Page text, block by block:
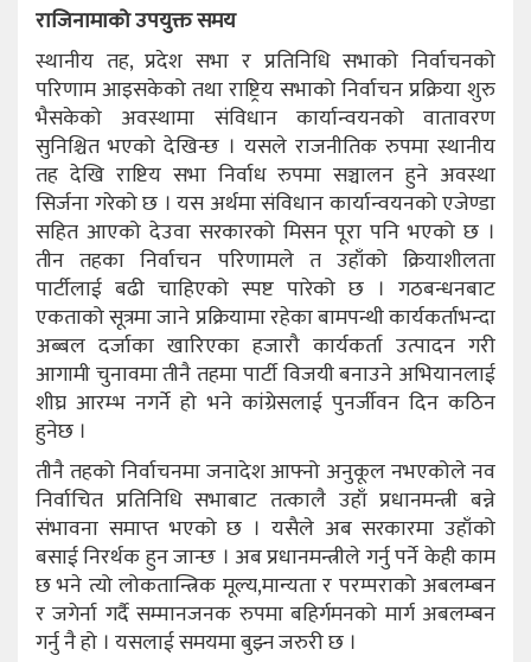
राजिनामाको उपयुक्त समय
स्थानीय तह, प्रदेश सभा र प्रतिनिधि सभाको निर्वाचनको
परिणाम आइसकेको तथा राष्ट्रिय सभाको निर्वाचन प्रक्रिया शुरु
भैसकेको अवस्थामा संविधान कार्यान्वयनको वातावरण
सुनिश्चित भएको देखिन्छ । यसले राजनीतिक रुपमा स्थानीय
तह देखि राष्टिय सभा निर्वाध रुपमा सञ्चालन हुने अवस्था
सिर्जना गरेको छ । यस अर्थमा संविधान कार्यान्वयनको एजेण्डा
सहित आएको देउवा सरकारको मिसन पूरा पनि भएको छ ।
तीन तहका निर्वाचन परिणामले त उहाँको क्रियाशीलता
पार्टीलाई बढी चाहिएको स्पष्ट पारेको छ । गठबन्धनबाट
एकताको सूत्रमा जाने प्रक्रियामा रहेका बामपन्थी कार्यकर्ताभन्दा
अब्बल दर्जाका खारिएका हजारौ कार्यकर्ता उत्पादन गरी
आगामी चुनावमा तीनै तहमा पार्टी विजयी बनाउने अभियानलाई
शीघ्र आरम्भ नगर्ने हो भने कांग्रेसलाई पुनर्जीवन दिन कठिन
हुनेछ ।
तीनै तहको निर्वाचनमा जनादेश आफ्नो अनुकूल नभएकोले नव
निर्वाचित प्रतिनिधि सभाबाट तत्कालै उहाँ प्रधानमन्त्री बन्ने
संभावना समाप्त भएको छ । यसैले अब सरकारमा उहाँको
बसाई निरर्थक हुन जान्छ । अब प्रधानमन्त्रीले गर्नु पर्ने केही काम
छ भने त्यो लोकतान्त्रिक मूल्य,मान्यता र परम्पराको अबलम्बन
र जगेर्ना गर्दै सम्मानजनक रुपमा बहिर्गमनको मार्ग अबलम्बन
गर्नु नै हो । यसलाई समयमा बुझ्न जरुरी छ ।